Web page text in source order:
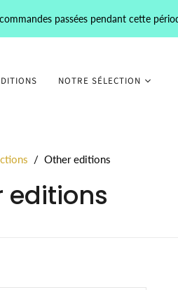
passées pendant cette
NOTRE SÉLECTION
/ Other editions
editions